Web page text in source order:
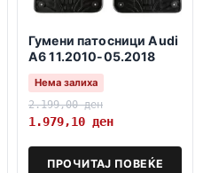
Гумени патосници Audi
A6 11.2010-05.2018
Нема залиха
2.199,00ден
1.979,10 ден
ПРОЧИТАЈ ПОВЕЌЕ